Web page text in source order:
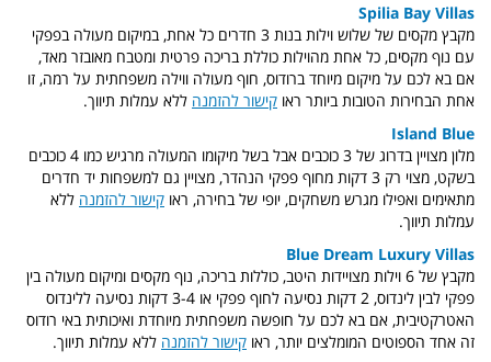
Spilia Bay Villas
מקבץ מקסים של שלוש וילות בנות 3 חדרים כל אחת, במיקום מעולה בפפקי
עם נוף מקסים, כל אחת מהוילות כוללת בריכה פרטית ומטבח מאובזר מאד,
אם בא לכם על מיקום מיוחד ברודוס, חוף מעולה ווילה משפחתית על רמה, זו
אחת הבחירות הטובות ביותר ראו קישור להזמנה ללא עמלות תיווך.
Island Blue
מלון מצויין בדרוג של 3 כוכבים אבל בשל מיקומו המעולה מרגיש כמו 4 כוכבים
בשקט, מצוי רק 3 דקות מחוף פפקי הנהדר, מצויין גם למשפחות יד חדרים
מתאימים ואפילו מגרש משחקים, יופי של בחירה, ראו קישור להזמנה ללא
עמלות תיווך.
Blue Dream Luxury Villas
מקבץ של 6 וילות מצויידות היטב, כוללות בריכה, נוף מקסים ומיקום מעולה בין
פפקי לבין לינדוס, 2 דקות נסיעה לחוף פפקי או 3-4 דקות נסיעה ללינדוס
האטרקטיבית, אם בא לכם על חופשה משפחתית מיוחדת ואיכותית באי רודוס
זה אחד הספוטים המומלצים יותר, ראו קישור להזמנה ללא עמלות תיווך.